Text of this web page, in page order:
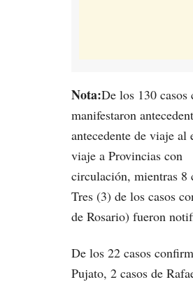
Nota:De los 130
manifestaron
antecedente de viaje
viaje a Provincias con
circulación, mientras 8
Tres (3) de los casos
de Rosario) fueron
De los 22 casos
Pujato, 2 casos de